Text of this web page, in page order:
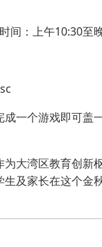
间：上午10:30
一个游戏即可盖
大湾区教育创
及家长在这个